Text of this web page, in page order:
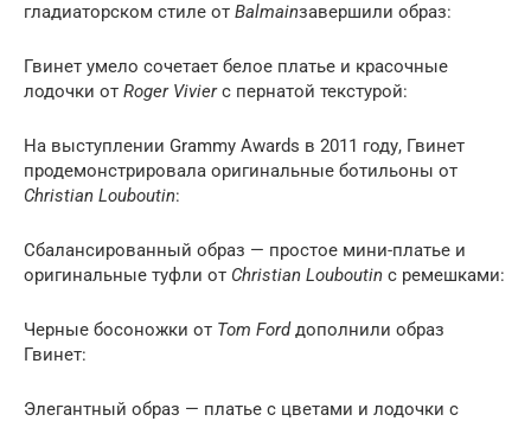
гладиаторском стиле от Balmainзавершили образ:
Гвинет умело сочетает белое платье и красочные
лодочки от Roger Vivierс пернатой текстурой:
На выступлении Grammy Awards в 2011 году, Гвинет
продемонстрировала оригинальные ботильоны от
Christian Louboutin:
Сбалансированный образ — простое мини-платье и
оригинальные туфли от Christian Louboutin с ремешками:
Черные босоножки от Tom Fordдополнили образ
Гвинет:
Элегантный образ — платье с цветами и лодочки с